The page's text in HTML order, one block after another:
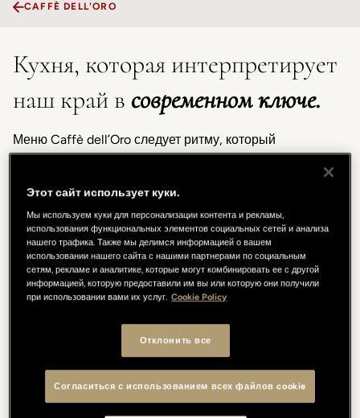
CAFFÈ DELL'ORO
Кухня, которая интерпретирует
наш край в современном ключе.
Меню Caffè dell’Oro следует ритму, который
сопровождает весь день, начиная с завтрака и легкого
обеда и заканчивая аперитивом и ужином. Наряду с
блюдами, которые можно разделить с сотрапезниками,
и ассортиментом «тапас», центральную роль
продолжает играть бар: ухоженное пространство,
предназначенное для коктейлей и горячих напитков,
которыми можно насладиться в любой момент дня.
Контекст, подходящий не только для расслабленной
Этот сайт использует куки.
Мы используем куки для персонализации контента и рекламы,
использования функциональных элементов социальных сетей и анализа
нашего трафика. Также мы делимся информацией о вашем
использовании нашего сайта с нашими партнерами по социальным
сетям, рекламе и аналитике, которые могут комбинировать ее с другой
информацией, которую предоставили им вы или которую они получили
при использовании вами их услуг. Cookie Policy
Отклонить все
Согласиться с использованием всех файлов cookie